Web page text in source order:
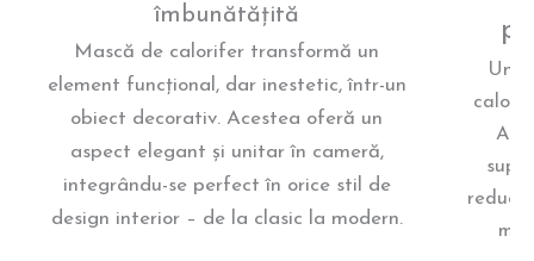
îmbunătățită
Mască de calorifer transformă un
element funcțional, dar inestetic, într-un
obiect decorativ. Acestea oferă un
aspect elegant și unitar în cameră,
integrându-se perfect în orice stil de
design interior – de la clasic la modern.
Un